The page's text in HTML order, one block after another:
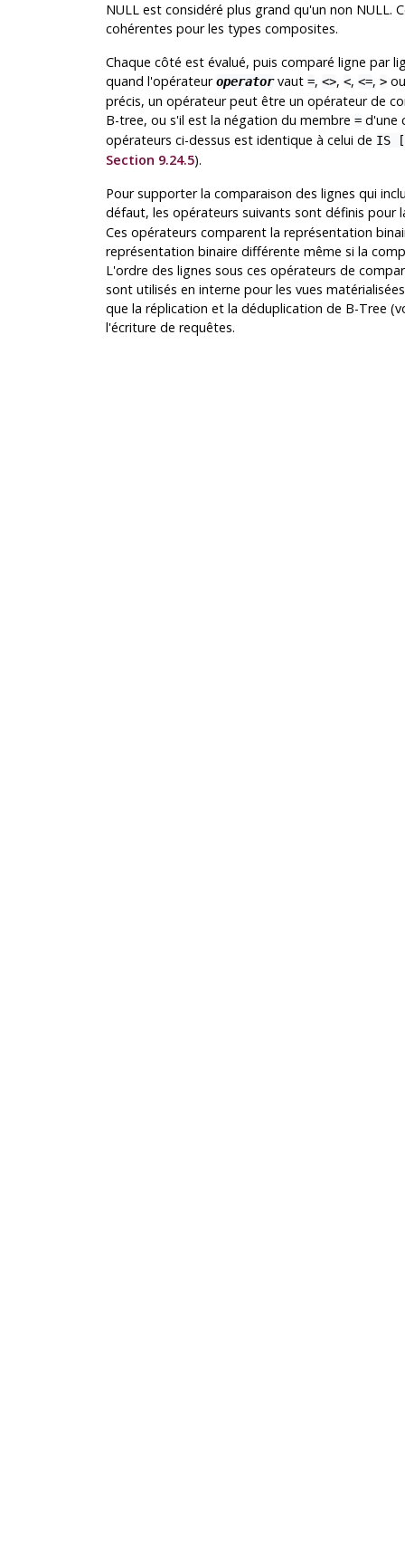
NULL est considéré plus grand qu'un non NULL.
cohérentes pour les types composites.
Chaque côté est évalué, puis comparé ligne par
quand l'opérateuroperatorvaut =, <>, <, <=, >
précis, un opérateur peut être un opérateur de
B-tree, ou s'il est la négation du membre =d'une
opérateurs ci-dessus est identique à celui de IS [
Section 9.24.5).
Pour supporter la comparaison des lignes qui
défaut, les opérateurs suivants sont définis
Ces opérateurs comparent la représentation
représentation binaire différente même si la
L'ordre des lignes sous ces opérateurs de
sont utilisés en interne pour les vues
que la réplication et la déduplication de B-Tree
l'écriture de requêtes.